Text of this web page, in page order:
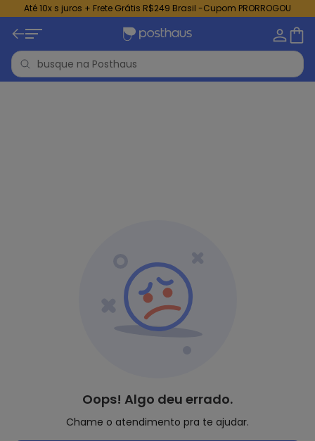
Até 10x s juros + Frete Grátis R$249 Brasil -Cupom PRORROGOU
Oops! Algo deu errado.
Chame o atendimento pra te ajudar.